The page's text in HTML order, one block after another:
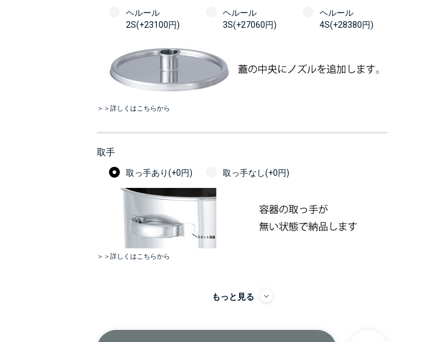
ヘルール
2S(+23100円)
ヘルール
3S(+27060円)
ヘルール
4S(+28380円)
＞＞詳しくはこちらから
取手
取っ手あり(+0円) 取っ手なし(+0円)
＞＞詳しくはこちらから
正面側の上部にノズルをつける
1/4’(+22440円)
3/8’(+22440円)
1/2’(+22440円)
もっと見る